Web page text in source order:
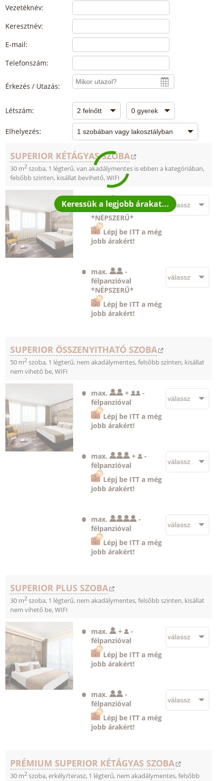
Vezetéknév:
Keresztnév:
E-mail:
Telefonszám:
Érkezés / Utazás:
Létszám:
Elhelyezés:
SUPERIOR KÉTÁGYAS SZOBA
30 m2szoba, 1 légterű, van akadálymentes is ebben a kategóriában,
felsőbb szinten, kisállat bevihető, WIFI
max. +
-
félpanzióval
*NÉPSZERŰ*
Lépj be ITT a még
jobb árakért!
max.
-
félpanzióval
*NÉPSZERŰ*
Lépj be ITT a még
jobb árakért!
SUPERIOR ÖSSZENYITHATÓ SZOBA
50 m2szoba, 1 légterű, nem akadálymentes, felsőbb szinten, kisállat
nem vihető be, WIFI
max. +
-
félpanzióval
Lépj be ITT a még
jobb árakért!
max. +
-
félpanzióval
Lépj be ITT a még
jobb árakért!
max.
-
félpanzióval
Lépj be ITT a még
jobb árakért!
SUPERIOR PLUS SZOBA
30 m2szoba, 1 légterű, nem akadálymentes, felsőbb szinten, kisállat
nem vihető be, WIFI
max. +
-
félpanzióval
Lépj be ITT a még
jobb árakért!
max.
-
félpanzióval
Lépj be ITT a még
jobb árakért!
PRÉMIUM SUPERIOR KÉTÁGYAS SZOBA
30 m2szoba, erkély/terasz, 1 légterű, nem akadálymentes, felsőbb